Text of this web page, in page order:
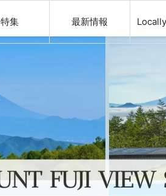
特集 最新情報